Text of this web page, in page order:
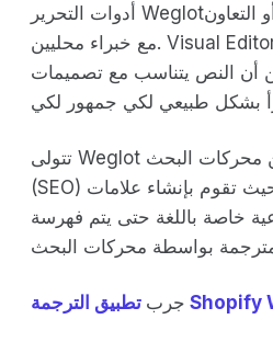
أدوات التحرير Weglotتحسين الترجمات يدويًا أو التعاون
مع خبراء محليين. Visual Editor الترجمات في سياقها،
أن النص يتناسب مع تصميمات
تتولى Weglot الجانب التقني لتحسين محركات البحث
(SEO) تلقائيًا، حيث تقوم بإنشاء علامات hreflang
خاصة باللغة حتى يتم فهرسة
جرب